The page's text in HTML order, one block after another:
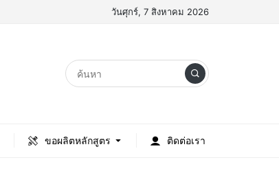
วันศุกร์, 7 สิงหาคม 2026
ขอผลิตหลักสูตร ติดต่อเรา